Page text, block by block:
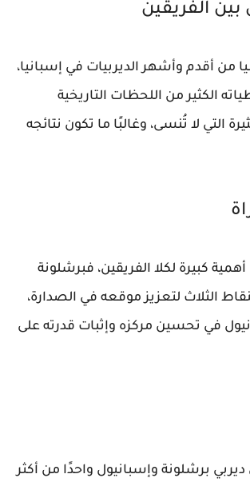
بين الفريقين
من أقدم وأشهر الديربيات في إسبانيا،
الكثير من اللحظات التاريخية
التي لا تُنسى، وغالبًا ما تكون نتائجه
كبيرة لكلا الفريقين، فبرشلونة
الثلاث لتعزيز موقعه في الصدارة،
في تحسين مركزه وإثبات قدرته على
ديربي برشلونة وإسبانيول واحدًا من أكثر